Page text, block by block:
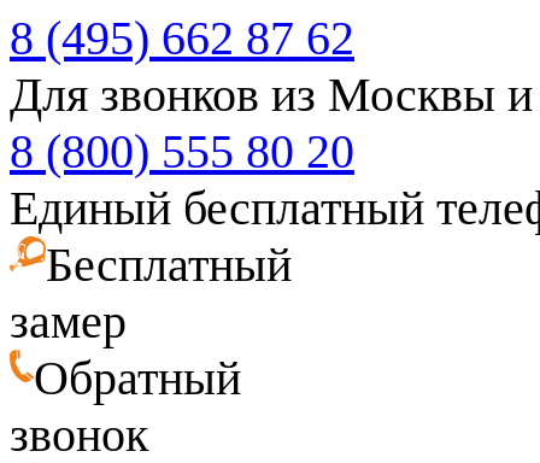
8 (495) 662 87 62
Для звонков из Москвы
8 (800) 555 80 20
Единый бесплатный
Бесплатный
замер
Обратный
звонок